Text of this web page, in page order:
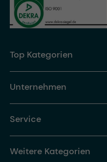
Top Kategorien
Unternehmen
Service
Weitere Kategorien